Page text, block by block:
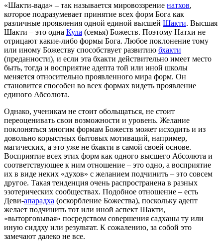
«Шакти-вада» – так называется мировоззрение натхов,
которое подразумевает принятие всех форм Бога как
различные проявления одной единой высшей Шакти. Высшая
Шакти – это одна Кула (семья) Божеств. Поэтому Натхи не
отрицают какие-либо формы Бога. Любое поклонение тому
или иному Божеству способствует развитию бхакти
(преданности), и если эта бхакти действительно имеет место
быть, тогда и восприятие адепта той или иной школы
меняется относительно проявленного мира форм. Он
становится способен во всех формах видеть проявление
единого Абсолюта.
Однако, ученикам не стоит обольщаться, не стоит
переоценивать свои возможности и уровень. Желание
поклоняться многим формам Божеств может исходить и из
довольно корыстных бытовых мотиваций, например,
магических, а это уже не бхакти в самой своей основе.
Восприятие всех этих форм как одного высшего Абсолюта и
соответствующее к ним отношение – это одно, а восприятие
их в виде неких «духов» с желанием подчинить – это совсем
другое. Такая тенденция очень распространена в разных
эзотерических сообществах. Подобное отношение – есть
Деви-апарадха (оскорбление Божества), поскольку адепт
желает подчинить тот или иной аспект Шакти,
«выторговывая» посредством совершения садханы ту или
иную сиддху или результат. К сожалению, за собой это
замечают далеко не все.